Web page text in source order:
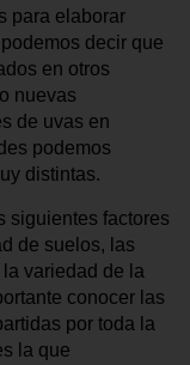
para elaborar
decir que
en otros
nuevas
de uvas en
podemos
distintas.
siguientes factores
de suelos, las
variedad de la
conocer las
por toda la
la que